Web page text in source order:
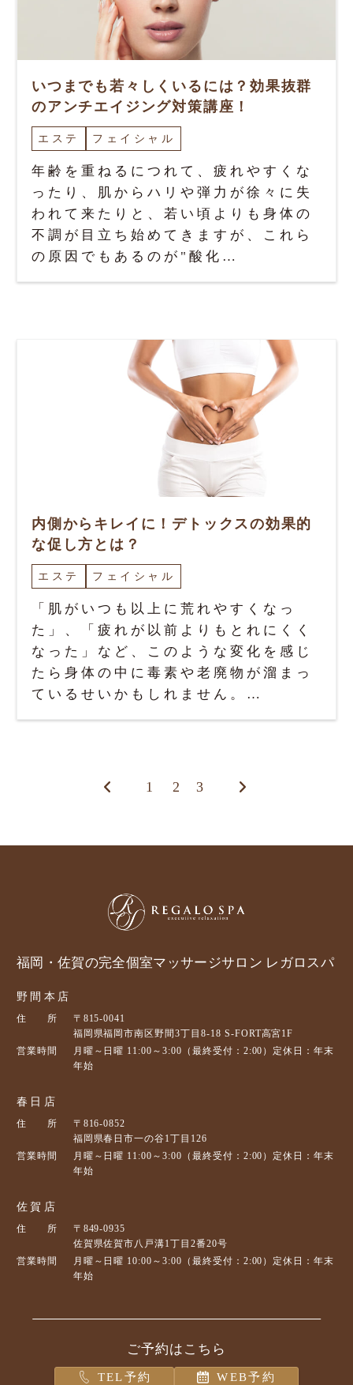
いつまでも若々しくいるには？効果抜群
のアンチエイジング対策講座！
エステ フェイシャル
年齢を重ねるにつれて、疲れやすくな
ったり、肌からハリや弾力が徐々に失
われて来たりと、若い頃よりも身体の
不調が目立ち始めてきますが、これら
の原因でもあるのが"酸化…
内側からキレイに！デトックスの効果的
な促し方とは？
エステ フェイシャル
「肌がいつも以上に荒れやすくなっ
た」、「疲れが以前よりもとれにくく
なった」など、このような変化を感じ
たら身体の中に毒素や老廃物が溜まっ
ているせいかもしれません。…
1 2 3
福岡・佐賀の完全個室マッサージサロン レガロスパ
野間本店
住 所
〒815-0041
福岡県福岡市南区野間3丁目8-18 S-FORT高宮1F
営業時間
月曜～日曜 11:00～3:00（最終受付：2:00）定休日：年末
年始
春日店
住 所
〒816-0852
福岡県春日市一の谷1丁目126
営業時間
月曜～日曜 11:00～3:00（最終受付：2:00）定休日：年末
年始
佐賀店
住 所
〒849-0935
佐賀県佐賀市八戸溝1丁目2番20号
営業時間
月曜～日曜 10:00～3:00（最終受付：2:00）定休日：年末
年始
ご予約はこちら
TEL予約 WEB予約